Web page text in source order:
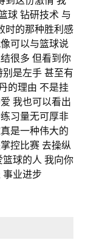
球 钻研技术 与
时的那种胜利感
可以与篮球说
很多 但看到你
是左手 甚至有
的理由 不是挂
我也可以看出
习量无可厚非
是一种伟大的
控比赛 去操纵
球的人 我向你
业进步